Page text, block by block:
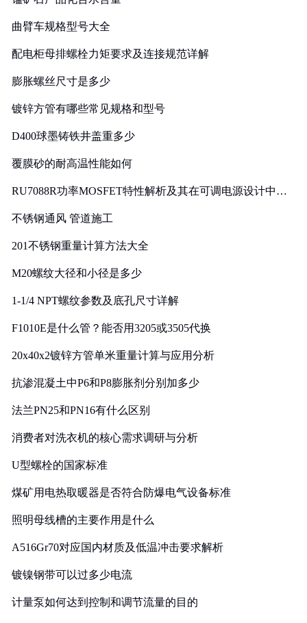
曲臂车规格型号大全
配电柜母排螺栓力矩要求及连接规范详解
膨胀螺丝尺寸是多少
镀锌方管有哪些常见规格和型号
D400球墨铸铁井盖重多少
覆膜砂的耐高温性能如何
RU7088R功率MOSFET特性解析及其在可调电源设计中的
不锈钢通风 管道施工
201不锈钢重量计算方法大全
M20螺纹大径和小径是多少
1-1/4 NPT螺纹参数及底孔尺寸详解
F1010E是什么管？能否用3205或3505代换
20x40x2镀锌方管单米重量计算与应用分析
抗渗混凝土中P6和P8膨胀剂分别加多少
法兰PN25和PN16有什么区别
消费者对洗衣机的核心需求调研与分析
U型螺栓的国家标准
煤矿用电热取暖器是否符合防爆电气设备标准
照明母线槽的主要作用是什么
A516Gr70对应国内材质及低温冲击要求解析
镀镍钢带可以过多少电流
计量泵如何达到控制和调节流量的目的